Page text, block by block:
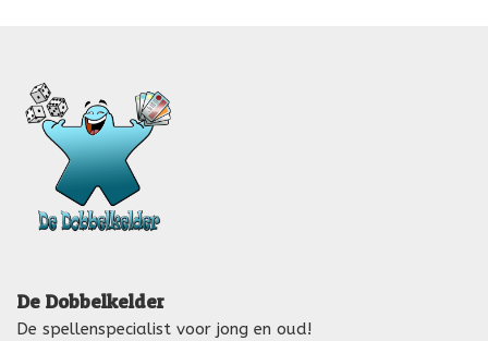
De Dobbelkelder
De spellenspecialist voor jong en oud!